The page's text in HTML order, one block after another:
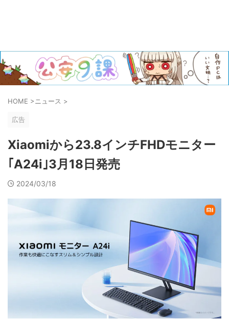
HOME >ニュース >
広告
Xiaomiから23.8インチFHDモニター
｢A24i｣3月18日発売
2024/03/18